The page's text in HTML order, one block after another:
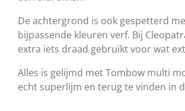
De achtergrond is ook gespetterd
bijpassende kleuren verf. Bij
extra iets draad gebruikt voor wat
Alles is gelijmd met Tombow multi
echt superlijm en terug te vinden in